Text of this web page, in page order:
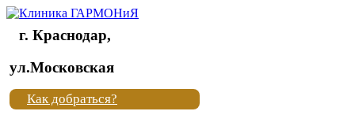
Клиника
"Новая
жизнь"
г. Краснодар,
ул.Московская
Как добраться?